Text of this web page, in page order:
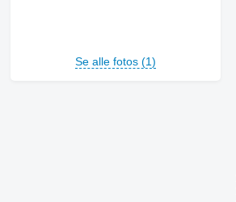
Se alle fotos (1)